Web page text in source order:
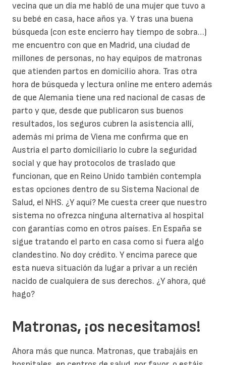
vecina que un día me habló de una mujer que tuvo a
su bebé en casa, hace años ya. Y tras una buena
búsqueda (con este encierro hay tiempo de sobra…)
me encuentro con que en Madrid, una ciudad de
millones de personas, no hay equipos de matronas
que atienden partos en domicilio ahora. Tras otra
hora de búsqueda y lectura online me entero además
de que Alemania tiene una red nacional de casas de
parto y que, desde que publicaron sus buenos
resultados, los seguros cubren la asistencia allí,
además mi prima de Viena me confirma que en
Austria el parto domiciliario lo cubre la seguridad
social y que hay protocolos de traslado que
funcionan, que en Reino Unido también contempla
estas opciones dentro de su Sistema Nacional de
Salud, el NHS. ¿Y aquí? Me cuesta creer que nuestro
sistema no ofrezca ninguna alternativa al hospital
con garantías como en otros países. En España se
sigue tratando el parto en casa como si fuera algo
clandestino. No doy crédito. Y encima parece que
esta nueva situación da lugar a privar a un recién
nacido de cualquiera de sus derechos. ¿Y ahora, qué
hago?
Matronas, ¡os necesitamos!
Ahora más que nunca. Matronas, que trabajáis en